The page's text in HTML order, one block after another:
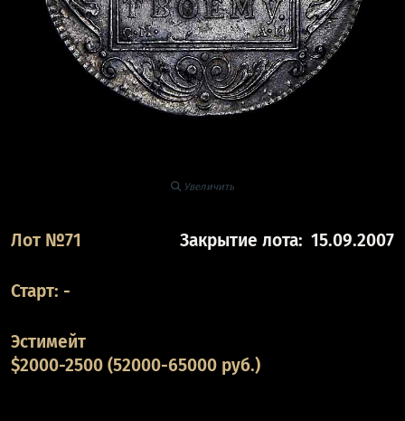
Увеличить
Лот №71 Закрытие лота: 15.09.2007
Старт: -
Эстимейт
$2000-2500 (52000-65000 руб.)